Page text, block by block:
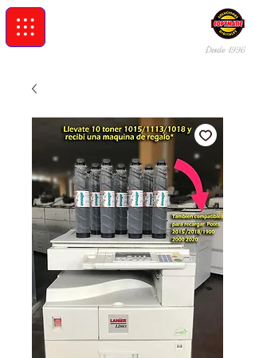
Desde 1996